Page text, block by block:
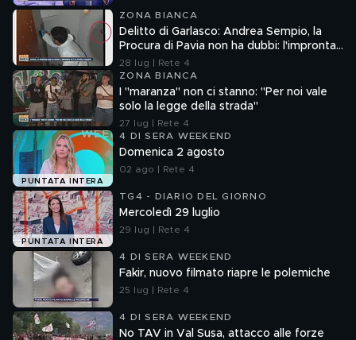
ZONA BIANCA
Delitto di Garlasco: Andrea Sempio, la
Procura di Pavia non ha dubbi: l'impronta
33 è la pistola fumante
28 lug | Rete 4
ZONA BIANCA
I "maranza" non ci stanno: "Per noi vale
solo la legge della strada"
27 lug | Rete 4
PUNTATA INTERA
4 DI SERA WEEKEND
Domenica 2 agosto
02 ago | Rete 4
PUNTATA INTERA
TG4 - DIARIO DEL GIORNO
Mercoledì 29 luglio
29 lug | Rete 4
4 DI SERA WEEKEND
Fakir, nuovo filmato riapre le polemiche
25 lug | Rete 4
4 DI SERA WEEKEND
No TAV in Val Susa, attacco alle forze